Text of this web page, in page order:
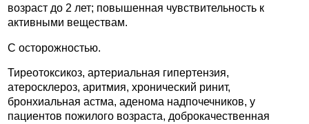
возраст до 2 лет; повышенная чувствительность к
активными веществам.
С осторожностью.
Тиреотоксикоз, артериальная гипертензия,
атеросклероз, аритмия, хронический ринит,
бронхиальная астма, аденома надпочечников, у
пациентов пожилого возраста, доброкачественная